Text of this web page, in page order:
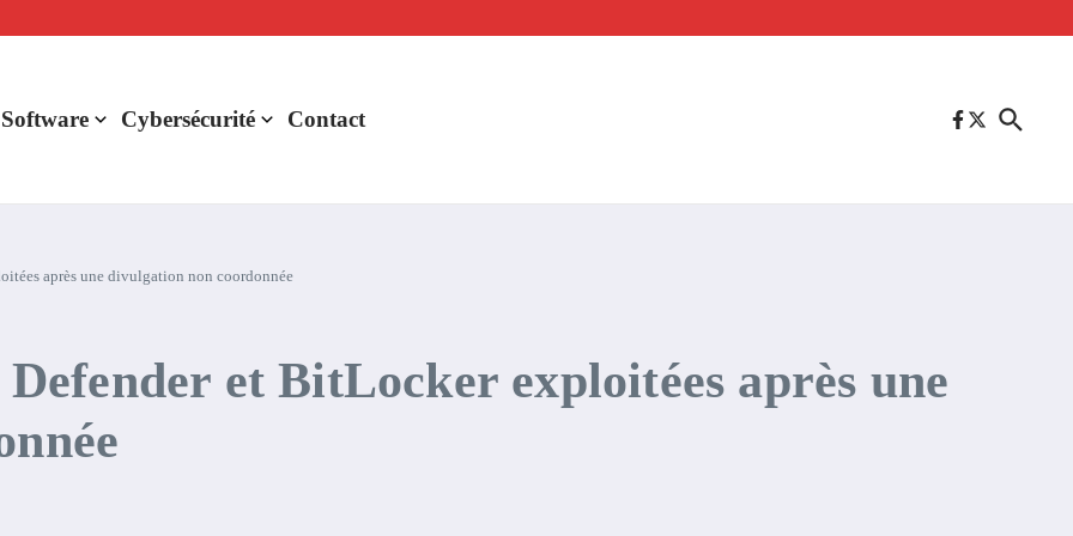
de rentabilité ?
Cybersécurité Contact
après une divulgation non coordonnée
et BitLocker exploitées après une